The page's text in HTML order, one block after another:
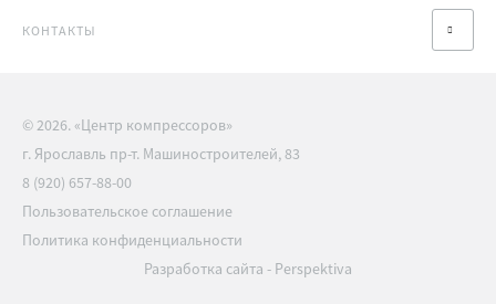
КОНТАКТЫ
© 2026. «Центр компрессоров»
г. Ярославль пр-т. Машиностроителей, 83
8 (920) 657-88-00
Пользовательское соглашение
Политика конфиденциальности
Разработка сайта - Perspektiva